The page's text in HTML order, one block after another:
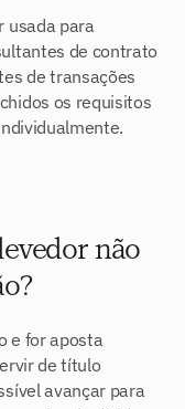
usada para
de contrato
de transações
os requisitos
não
e for aposta
de título
avançar para